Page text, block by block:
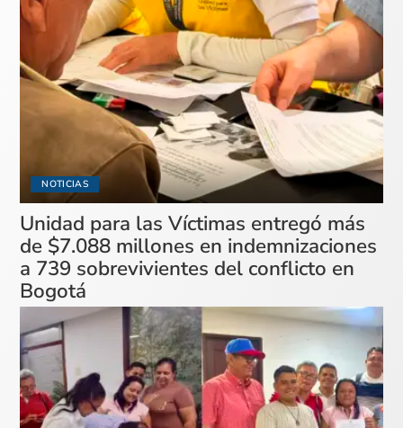
NOTICIAS
Unidad para las Víctimas entregó más
de $7.088 millones en indemnizaciones
a 739 sobrevivientes del conflicto en
Bogotá